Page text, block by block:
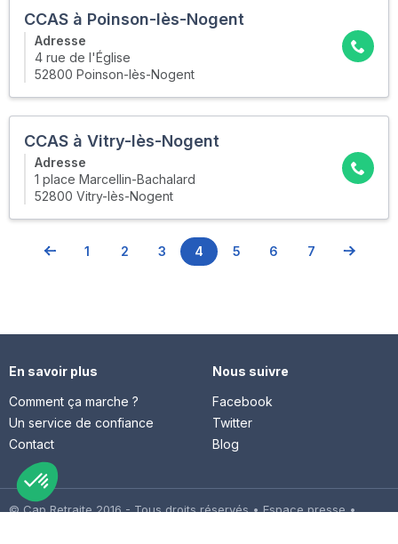
CCAS à Poinson-lès-Nogent
Adresse
4 rue de l'Église
52800 Poinson-lès-Nogent
CCAS à Vitry-lès-Nogent
Adresse
1 place Marcellin-Bachalard
52800 Vitry-lès-Nogent
1 2 3 4 5 6 7
En savoir plus
Comment ça marche ?
Un service de confiance
Contact
Nous suivre
Facebook
Twitter
Blog
© Cap Retraite 2016 - Tous droits réservés •Espace presse•